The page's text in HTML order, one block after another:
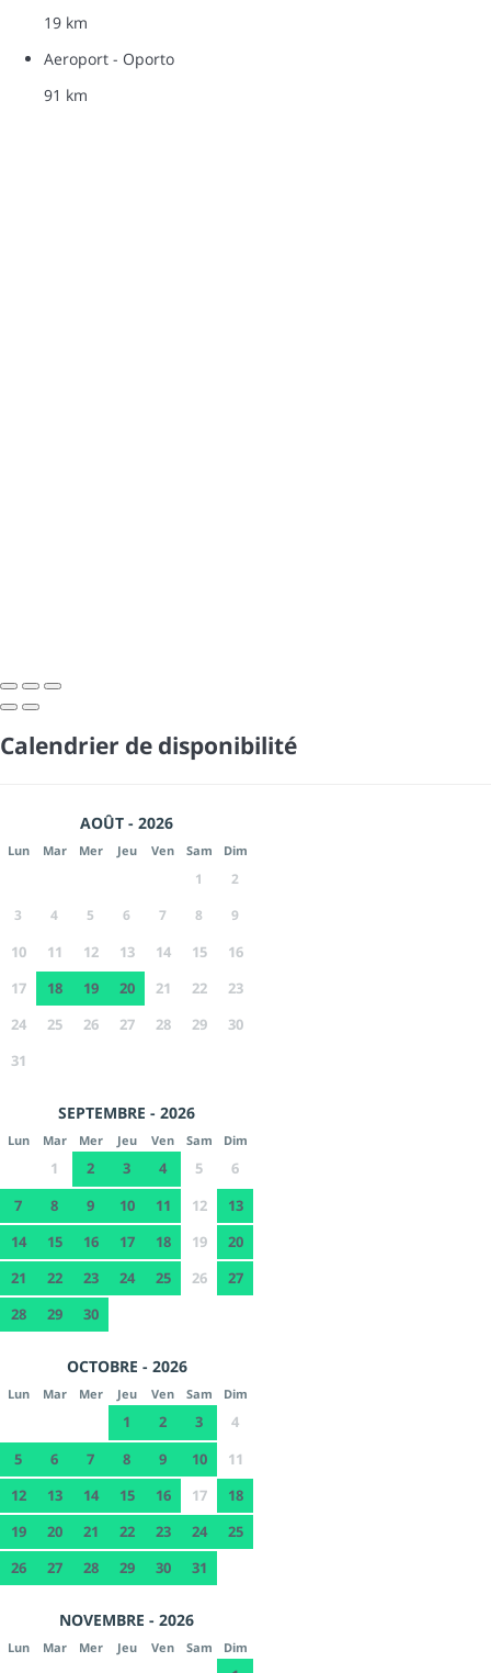
19 km
Aeroport - Oporto
91 km
Calendrier de disponibilité
AOÛT - 2026
Lun Mar Mer Jeu Ven Sam Dim
1
2
3
4 5 6 7 8 9
10 11 12 13 14 15
16
17
18 19 20 21 22
23
24
25 26 27 28 29
30
31
SEPTEMBRE - 2026
Lun Mar Mer Jeu Ven Sam Dim
1 2 3 4 5
6
7
8 9 10 11 12
13
14
15 16 17 18 19
20
21
22 23 24 25 26
27
28
29 30
OCTOBRE - 2026
Lun Mar Mer Jeu Ven Sam Dim
1 2 3
4
5
6 7 8 9 10
11
12
13 14 15 16 17
18
19
20 21 22 23 24
25
26
27 28 29 30 31
NOVEMBRE - 2026
Lun Mar Mer Jeu Ven Sam Dim